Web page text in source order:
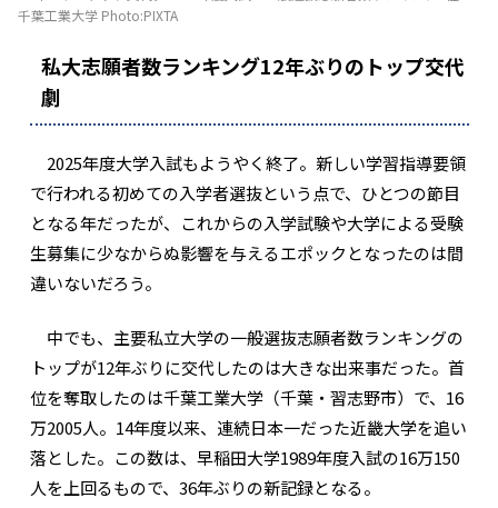
千葉工業大学 Photo:PIXTA
私大志願者数ランキング12年ぶりのトップ交代
劇
2025年度大学入試もようやく終了。新しい学習指導要領
で行われる初めての入学者選抜という点で、ひとつの節目
となる年だったが、これからの入学試験や大学による受験
生募集に少なからぬ影響を与えるエポックとなったのは間
違いないだろう。
中でも、主要私立大学の一般選抜志願者数ランキングの
トップが12年ぶりに交代したのは大きな出来事だった。首
位を奪取したのは千葉工業大学（千葉・習志野市）で、16
万2005人。14年度以来、連続日本一だった近畿大学を追い
落とした。この数は、早稲田大学1989年度入試の16万150
人を上回るもので、36年ぶりの新記録となる。